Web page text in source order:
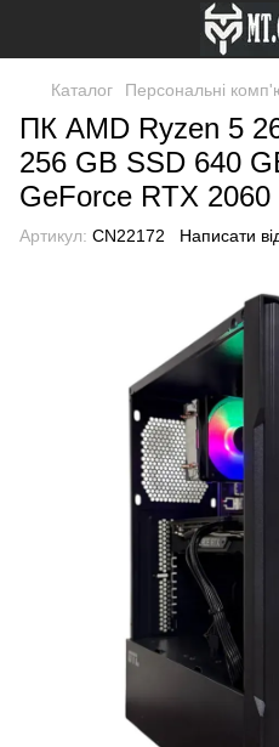
Каталог Персональні
ПК AMD Ryzen 5
256 GB SSD 640
GeForce RTX
Артикул: CN22172 Написати